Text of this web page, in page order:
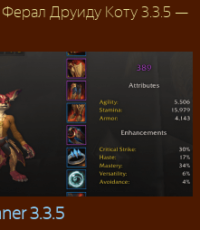
Ферал Друиду Коту 3.3.5 —
3.3.5